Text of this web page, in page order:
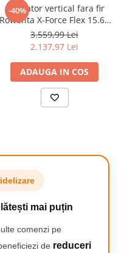
in profunzime.
si depozitare
motorul Effitech asigura
avansat asigura o
pentru confort sporit in
-40%
Aspirator vertical fara fir
Rowenta X-Force Flex 15.60
RH99F1WO, 550W, 32.4V,
autonomie 80 min, filtrare
99.9%, recipient praf 0.9 L,
tub flexibil, perie cu LED,
panou digital SmartControl,
statie de
3.559,99 Lei
2.137,97 Lei
ADAUGA IN COS
mai puțin
comenzi pe
de reduceri